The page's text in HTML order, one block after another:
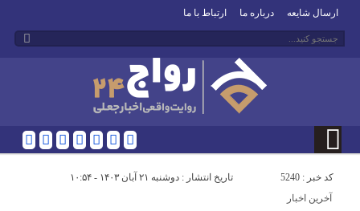
ارسال شایعه درباره ما ارتباط با ما
کد خبر : 5240 تاریخ انتشار : دوشنبه ۲۱ آبان ۱۴۰۳ - ۱۰:۵۴
آخرین اخبار